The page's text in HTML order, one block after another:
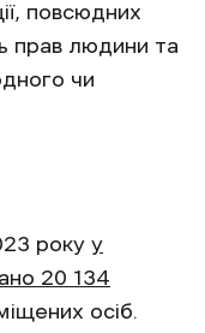
повсюдних
прав людини та
чи
року у
20 134
осіб.